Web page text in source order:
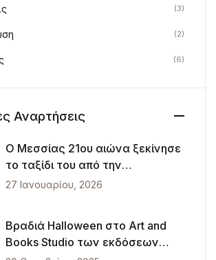
(3)
(2)
(6)
Αναρτήσεις
Ο Μεσσίας 21ου αιώνα ξεκίνησε
το ταξίδι του από την
Θεσσαλονίκη
27 Ιανουαρίου, 2026
Βραδιά Halloween στο Art and
Books Studio των εκδόσεων